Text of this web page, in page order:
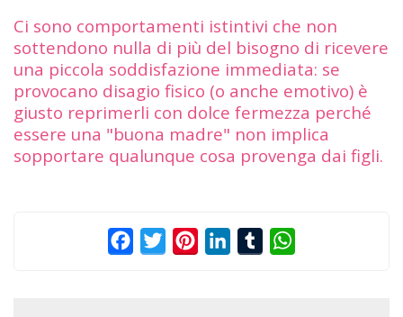
Ci sono comportamenti istintivi che non
sottendono nulla di più del bisogno di ricevere
una piccola soddisfazione immediata: se
provocano disagio fisico (o anche emotivo) è
giusto reprimerli con dolce fermezza perché
essere una "buona madre" non implica
sopportare qualunque cosa provenga dai figli.
FacebookTwitterPinterestLinkedInTumblr